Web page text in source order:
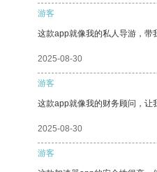
游客
这款app就像我的私人导游，带
2025-08-30
游客
这款app就像我的财务顾问，让
2025-08-30
游客